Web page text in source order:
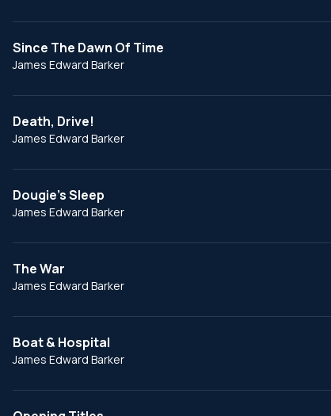
Since The Dawn Of Time
James Edward Barker
Death, Drive!
James Edward Barker
Dougie’s Sleep
James Edward Barker
The War
James Edward Barker
Boat & Hospital
James Edward Barker